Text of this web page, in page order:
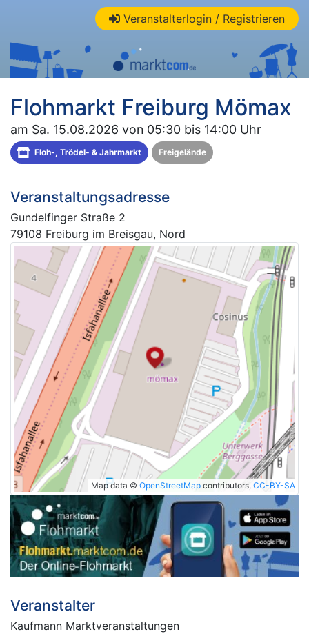
Veranstalterlogin / Registrieren
Flohmarkt Freiburg Mömax
am Sa. 15.08.2026 von 05:30 bis 14:00 Uhr
Floh-, Trödel- & Jahrmarkt Freigelände
Veranstaltungsadresse
Gundelfinger Straße 2
79108 Freiburg im Breisgau, Nord
Map data © OpenStreetMap contributors, CC-BY-SA
Veranstalter
Kaufmann Marktveranstaltungen